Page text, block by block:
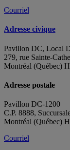
Courriel
Adresse civique
Pavillon DC, Local
279, rue Sainte-
Montréal (Québec)
Adresse postale
Pavillon DC-1200
C.P. 8888,
Montréal (Québec)
Courriel